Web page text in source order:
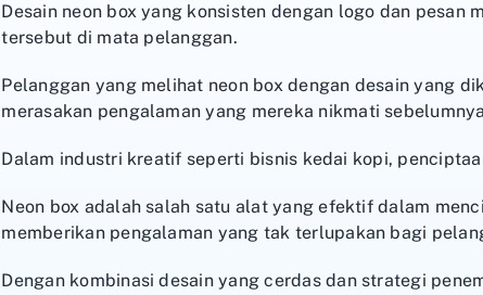
Desain neon box yang konsisten dengan logo dan
tersebut di mata pelanggan.
Pelanggan yang melihat neon box dengan desain yang
merasakan pengalaman yang mereka nikmati
Dalam industri kreatif seperti bisnis kedai kopi,
Neon box adalah salah satu alat yang efektif dalam
memberikan pengalaman yang tak terlupakan bagi
Dengan kombinasi desain yang cerdas dan strategi